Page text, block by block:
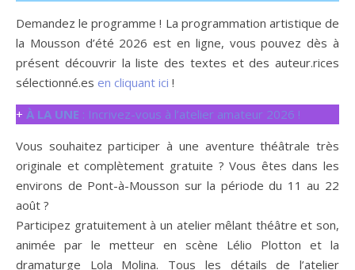
Demandez le programme ! La programmation artistique de
la Mousson d’été 2026 est en ligne, vous pouvez dès à
présent découvrir la liste des textes et des auteur.rices
sélectionné.es en cliquant ici !
+ À LA UNE : Incrivez-vous à l’atelier amateur 2026 !
Vous souhaitez participer à une aventure théâtrale très
originale et complètement gratuite ? Vous êtes dans les
environs de Pont-à-Mousson sur la période du 11 au 22
août ?
Participez gratuitement à un atelier mêlant théâtre et son,
animée par le metteur en scène Lélio Plotton et la
dramaturge Lola Molina. Tous les détails de l’atelier